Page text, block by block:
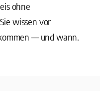
ohne
wissen vor
— und wann.